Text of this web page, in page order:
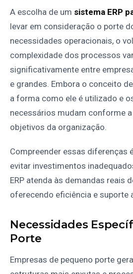
A escolha de um sistema ERP
levar em consideração o porte
necessidades operacionais, o
complexidade dos processos
significativamente entre
e grandes. Embora o conceito
a forma como ele é utilizado e
necessários mudam conforme
objetivos da organização.
Compreender essas diferenças
evitar investimentos
ERP atenda às demandas reais
oferecendo eficiência e suporte
Necessidades
Porte
Empresas de pequeno porte